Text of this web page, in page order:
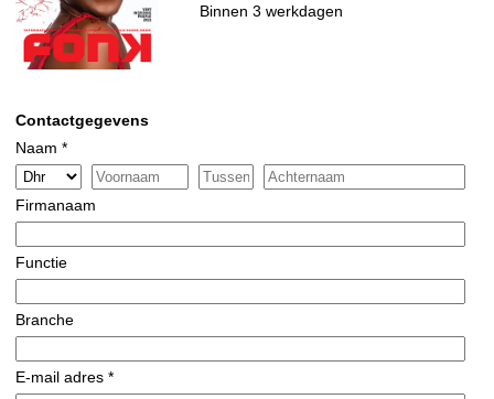
Binnen 3 werkdagen
Contactgegevens
Naam *
Firmanaam
Functie
Branche
E-mail adres *